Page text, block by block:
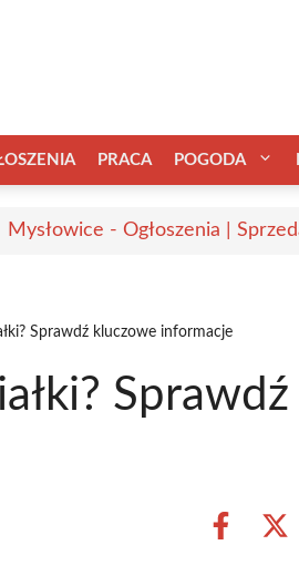
PRACA POGODA
Mysłowice - Ogłoszenia |
Sprawdź kluczowe informacje
Share